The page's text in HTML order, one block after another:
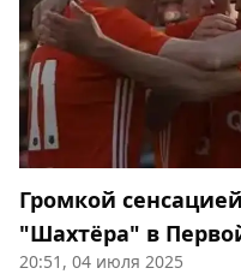
Громкой
"Шахтёра" в
20:51, 04 июля 2025